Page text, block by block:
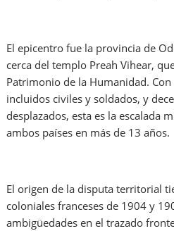
El epicentro fue la provincia de
cerca del templo Preah Vihear,
Patrimonio de la Humanidad.
incluidos civiles y soldados, y
desplazados, esta es la escalada
ambos países en más de 13 años.
El origen de la disputa territorial
coloniales franceses de 1904 y
ambigüedades en el trazado